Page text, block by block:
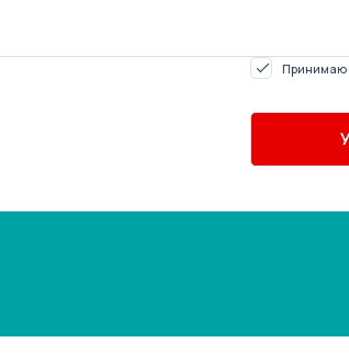
Принимаю